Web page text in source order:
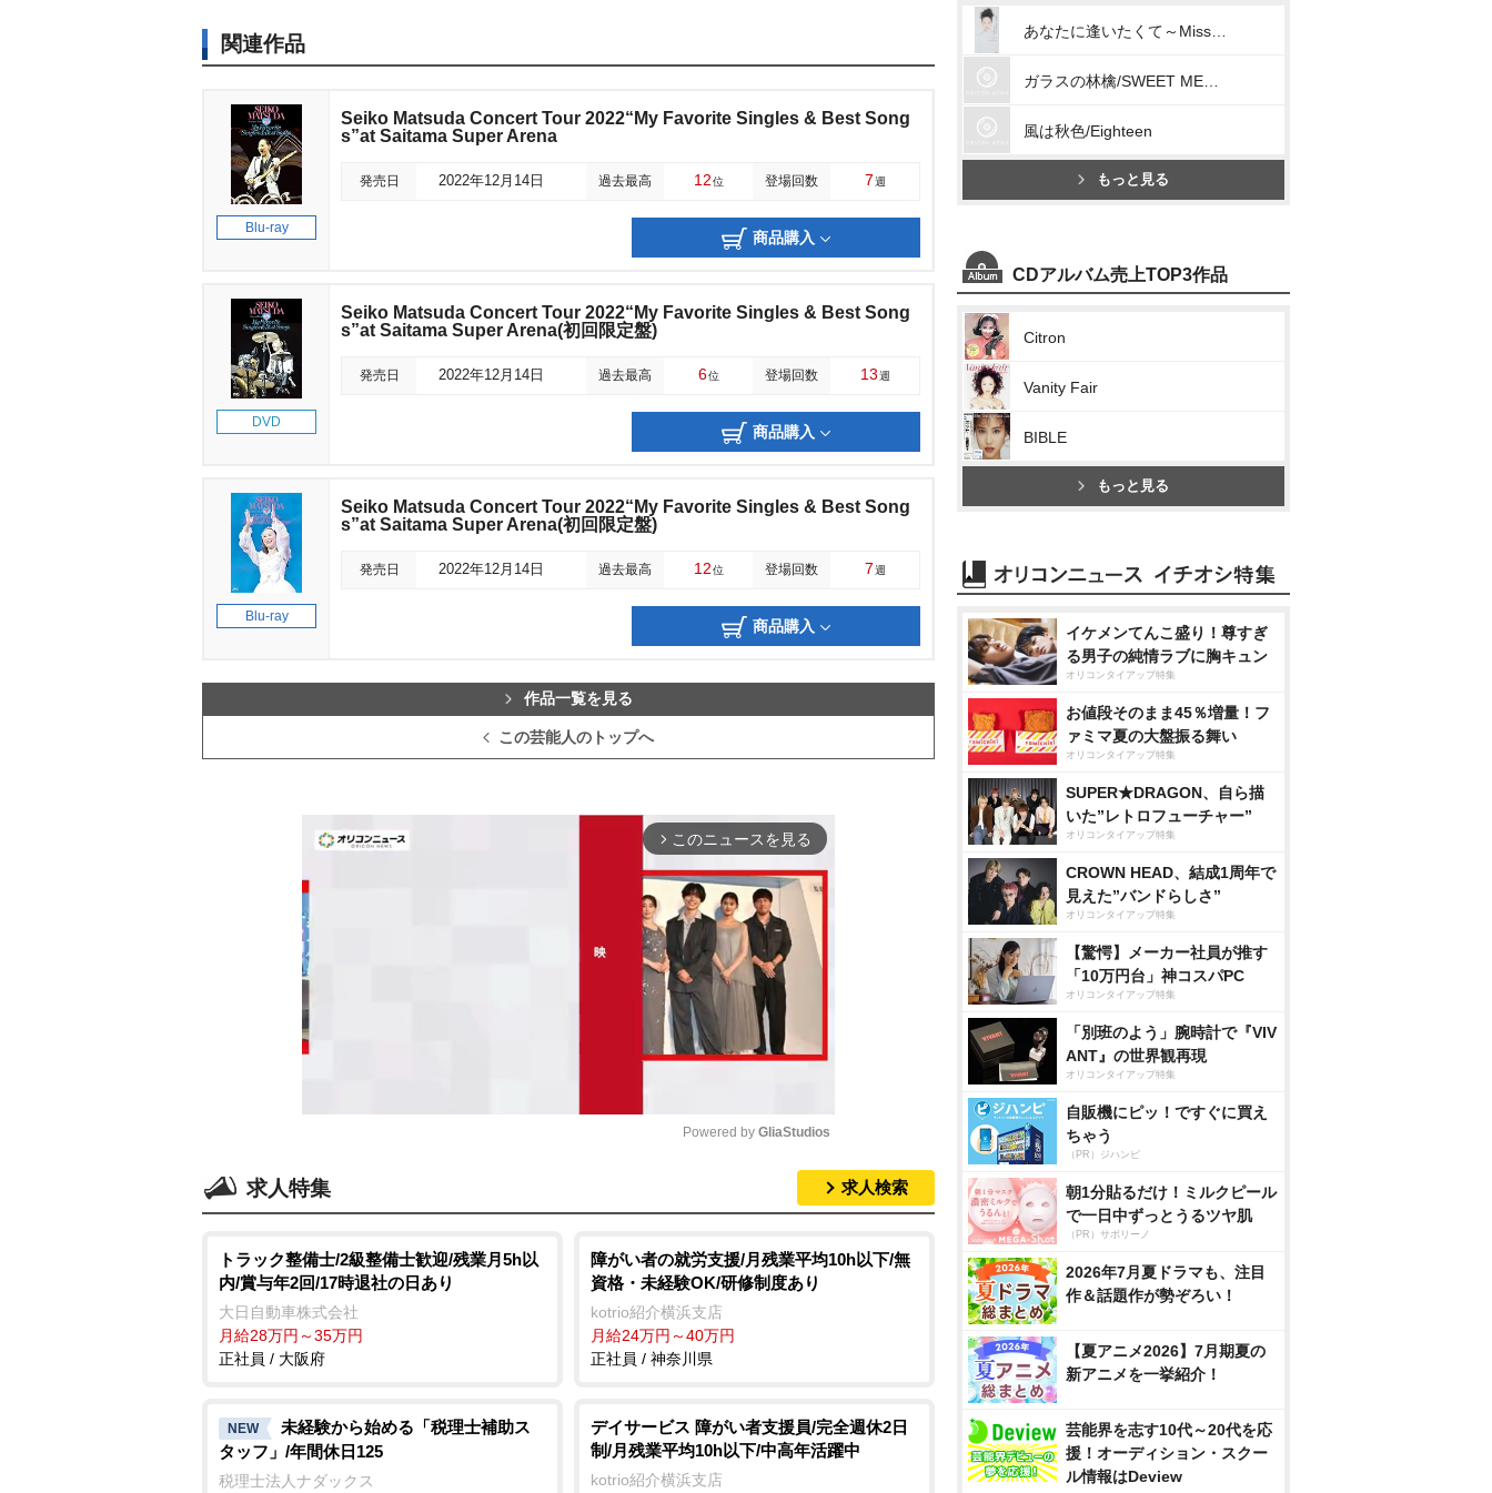
関連作品
Blu-ray
Seiko Matsuda Concert Tour 2022“My Favorite Singles & Best Song
s”at Saitama Super Arena
発売日 2022年12月14日 過去最高 12位 登場回数 7週
商品購入
DVD
Seiko Matsuda Concert Tour 2022“My Favorite Singles & Best Song
s”at Saitama Super Arena(初回限定盤)
発売日 2022年12月14日 過去最高 6位 登場回数 13週
商品購入
Blu-ray
Seiko Matsuda Concert Tour 2022“My Favorite Singles & Best Song
s”at Saitama Super Arena(初回限定盤)
発売日 2022年12月14日 過去最高 12位 登場回数 7週
商品購入
作品一覧を見る
この芸能人のトップへ
arrow_forward_ios このニュースを見る
t
e
Powered by GliaStudios
求人特集 求人検索
トラック整備士/2級整備士歓迎/残業月5h以
内/賞与年2回/17時退社の日あり
大日自動車株式会社
月給28万円～35万円
正社員 / 大阪府
障がい者の就労支援/月残業平均10h以下/無
資格・未経験OK/研修制度あり
kotrio紹介横浜支店
月給24万円～40万円
正社員 / 神奈川県
NEW
未経験から始める「税理士補助ス
タッフ」/年間休日125
税理士法人ナダックス
デイサービス 障がい者支援員/完全週休2日
制/月残業平均10h以下/中高年活躍中
kotrio紹介横浜支店
風は秋色/Eighteen
もっと見る
CDアルバム売上TOP3作品
Citron
Vanity Fair
BIBLE
もっと見る
イケメンてんこ盛り！尊すぎ
る男子の純情ラブに胸キュン
オリコンタイアップ特集
お値段そのまま45％増量！フ
ァミマ夏の大盤振る舞い
オリコンタイアップ特集
SUPER★DRAGON、自ら描
いた”レトロフューチャー”
オリコンタイアップ特集
CROWN HEAD、結成1周年で
見えた”バンドらしさ”
オリコンタイアップ特集
【驚愕】メーカー社員が推す
「10万円台」神コスパPC
オリコンタイアップ特集
「別班のよう」腕時計で『VIV
ANT』の世界観再現
オリコンタイアップ特集
自販機にピッ！ですぐに買え
ちゃう
（PR）ジハンピ
朝1分貼るだけ！ミルクピール
で一日中ずっとうるツヤ肌
（PR）サボリーノ
2026年7月夏ドラマも、注目
作＆話題作が勢ぞろい！
【夏アニメ2026】7月期夏の
新アニメを一挙紹介！
芸能界を志す10代～20代を応
援！オーディション・スクー
ル情報はDeview